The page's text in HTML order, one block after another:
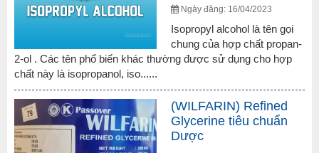
Ngày đăng: 16/04/2023
Isopropyl alcohol là tên gọi
chung của hợp chất propan-
2-ol . Các tên phổ biến khác thường được sử dụng cho hợp
chất này là isopropanol, iso......
(WILFARIN) Refined
Glycerine tiêu chuẩn
Dược